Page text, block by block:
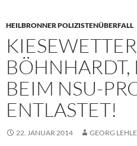
HEILBRONNER POLIZISTENÜBERFALL
BEIM NSU-
ENTLASTET!
22. JANUAR 2014 GEORG LEHLE